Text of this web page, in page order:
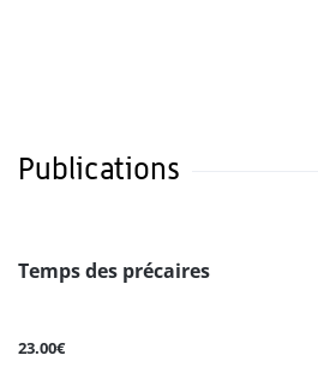
Publications
Temps des précaires
23.00€